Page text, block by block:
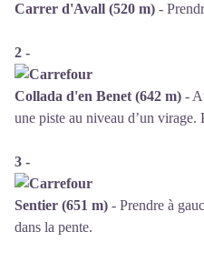
Carrer d'Avall (520 m) -
2 -
Collada d'en Benet (642 m) -
une piste au niveau d’un virage.
3 -
Sentier (651 m) - Prendre à
dans la pente.